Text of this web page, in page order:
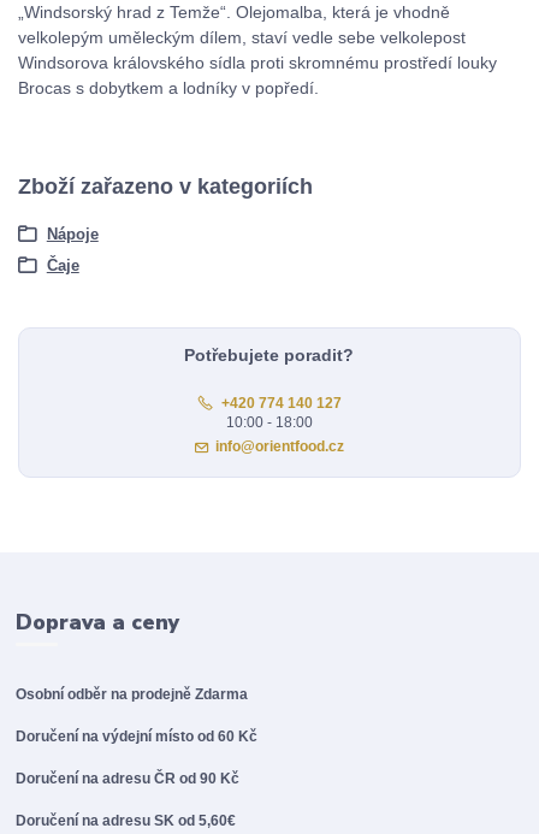
„Windsorský hrad z Temže“. Olejomalba, která je vhodně
velkolepým uměleckým dílem, staví vedle sebe velkolepost
Windsorova královského sídla proti skromnému prostředí louky
Brocas s dobytkem a lodníky v popředí.
Zboží zařazeno v kategoriích
Nápoje
Čaje
Potřebujete poradit?
+420 774 140 127
10:00 - 18:00
info@orientfood.cz
Doprava a ceny
Osobní odběr na prodejněZdarma
Doručení na výdejní místo od 60 Kč
Doručení na adresu ČR od 90 Kč
Doručení na adresu SK od 5,60€